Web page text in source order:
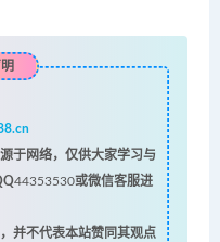
于网络，仅供大家学习与
44353530或微信客服进
并不代表本站赞同其观点